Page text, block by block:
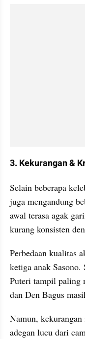
3. Kekurangan &
Selain beberapa
juga mengandung
awal terasa agak
kurang konsisten
Perbedaan kualitas
ketiga anak
Puteri tampil paling
dan Den Bagus
Namun,
adegan lucu dari